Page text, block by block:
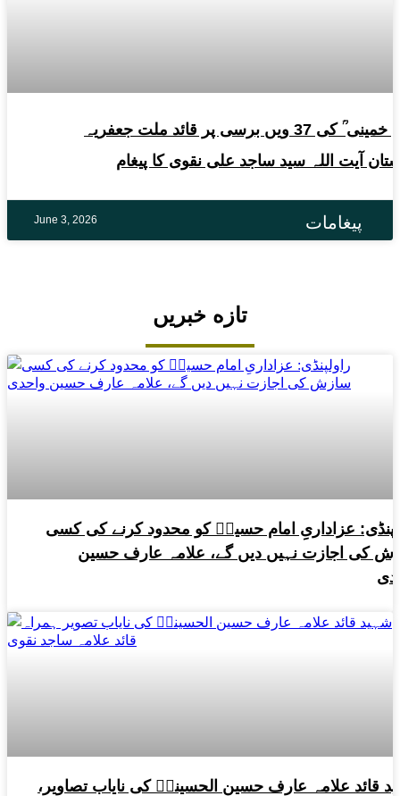
پیغامات
امام خمینی ؒ کی 37 ویں برسی پر قائد ملت جعفریہ
آیت اللہ سید ساجد علی نقوی کا پیغام
June 3, 2026
تازه خبریں
عزاداریِ امام حسینؑ کو محدود کرنے کی کسی
کی اجازت نہیں دیں گے، علامہ عارف حسین
قائد علامہ عارف حسین الحسینیؒ کی نایاب تصاویر،